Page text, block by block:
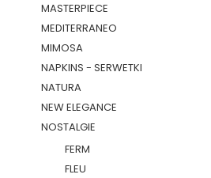
MASTERPIECE
MEDITERRANEO
MIMOSA
NAPKINS - SERWETKI
NATURA
NEW ELEGANCE
NOSTALGIE
FERM
FLEU